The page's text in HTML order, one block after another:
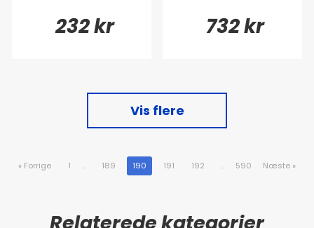
232 kr 732 kr
Vis flere
« Forrige 1 .. 189 190 191 192 .. 590 Næste »